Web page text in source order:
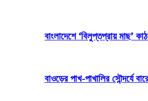
বাংলাদেশে ‘বিলুপ্তপ্রায় মাছ’
বাওড়ের পাখ-পাখালির সৌন্দর্যে